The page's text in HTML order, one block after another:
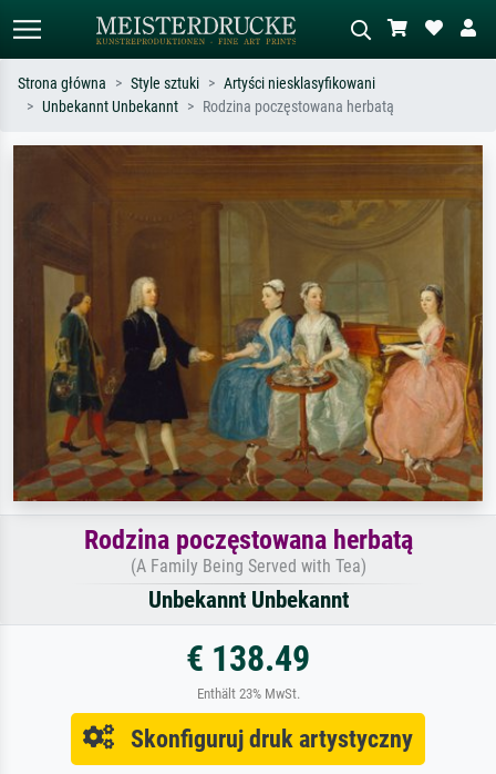
impresjonizm, fala Hokusaia, akt.
Opisz scenę – np. zielona łąka,
stojący akt obok drzewa.
Strona główna Style sztuki
Artyści niesklasyfikowani
Unbekannt Unbekannt
Rodzina poczęstowana herbatą
Rodzina poczęstowana herbatą
(A Family Being Served with Tea)
Unbekannt Unbekannt
€ 138.49
Enthält 23% MwSt.
Skonfiguruj druk artystyczny